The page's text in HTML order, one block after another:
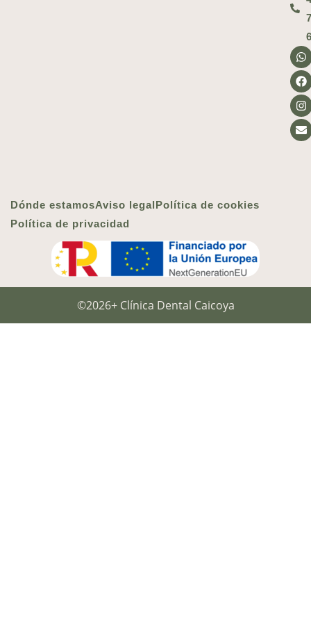
Dónde estamosAviso legalPolítica de cookies
Política de privacidad
©2026+ Clínica Dental Caicoya